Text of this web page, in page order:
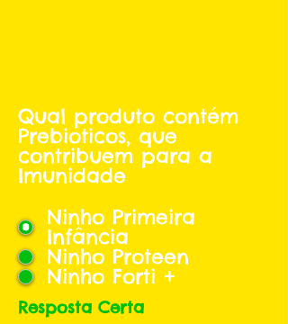
Qual produto contém
Prebioticos, que
contribuem para a
Imunidade
Ninho Primeira
Infância
Ninho Proteen
Ninho Forti +
Resposta Certa